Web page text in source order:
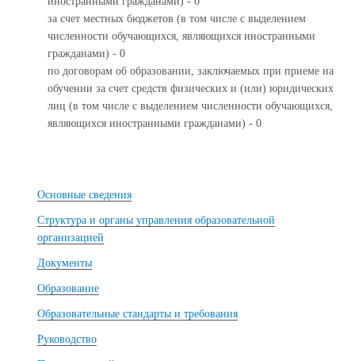
за счет местных бюджетов (в том числе с выделением
численности обучающихся, являющихся иностранными
гражданами) - 0
по договорам об образовании, заключаемых при приеме на
обучении за счет средств физических и (или) юридических
лиц (в том числе с выделением численности обучающихся,
являющихся иностранными гражданами) - 0
Основные сведения
Структура и органы управления образовательной
организацией
Документы
Образование
Образовательные стандарты и требования
Руководство